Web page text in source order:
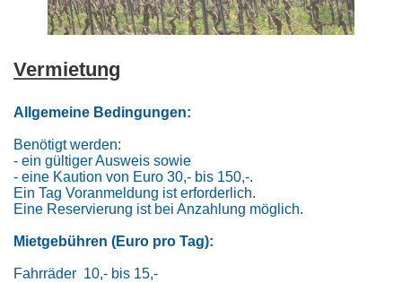
Vermietung
Allgemeine Bedingungen:
Benötigt werden:
- ein gültiger Ausweis sowie
- eine Kaution von Euro 30,- bis 150,-.
Ein Tag Voranmeldung ist erforderlich.
Eine Reservierung ist bei Anzahlung möglich.
Mietgebühren (Euro pro Tag):
Fahrräder 10,- bis 15,-